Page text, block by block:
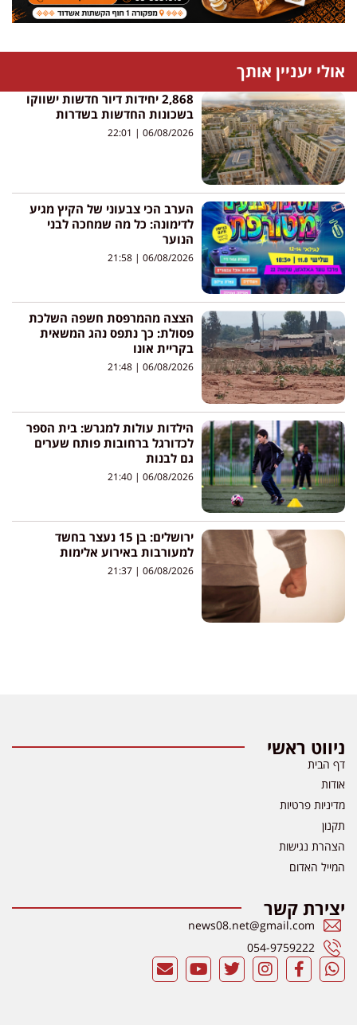
אולי יעניין אותך
2,868 יחידות דיור חדשות ישווקו
בשכונות החדשות בשדרות
06/08/2026
הערב הכי צבעוני של הקיץ מגיע
לדימונה: כל מה שמחכה לבני
הנוער
06/08/2026
הצצה מהמרפסת חשפה השלכת
פסולת: כך נתפס נהג המשאית
בקריית אונו
06/08/2026
הילדות עולות למגרש: בית הספר
לכדורגל ברחובות פותח שערים
גם לבנות
06/08/2026
ירושלים: בן 15 נעצר בחשד
למעורבות באירוע אלימות
06/08/2026
ניווט ראשי
דף הבית
אודות
מדיניות פרטיות
תקנון
הצהרת נגישות
המייל האדום
יצירת קשר
news08.net@gmail.com
054-9759222